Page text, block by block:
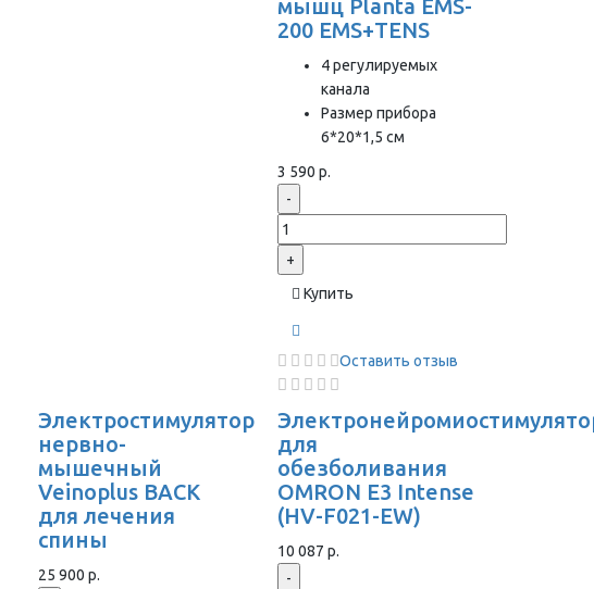
мышц Planta EMS-
200 EMS+TENS
4 регулируемых
канала
Размер прибора
6*20*1,5 см
3 590 р.
-
+
Купить
Оставить отзыв
Электростимулятор
нервно-
мышечный
Veinoplus BACK
для лечения
спины
25 900 р.
для
обезболивания
OMRON Е3 Intense
(HV-F021-EW)
10 087 р.
-